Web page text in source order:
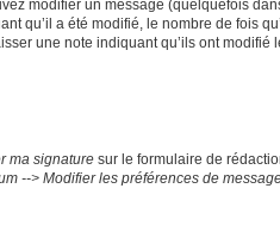
modifier un message (quelquefois
qu’il a été modifié, le nombre de fois
une note indiquant qu’ils ont
ma signature sur le formulaire de
--> Modifier les préférences de